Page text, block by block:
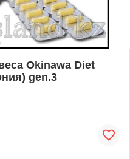
Okinawa Diet
gen.3